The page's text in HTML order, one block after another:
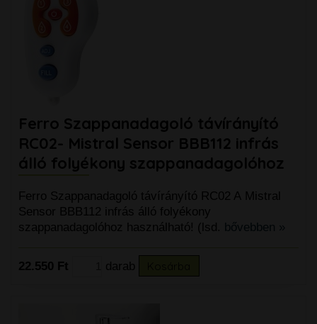
Ferro Szappanadagoló távírányító
RC02- Mistral Sensor BBB112 infrás
álló folyékony szappanadagolóhoz
Ferro Szappanadagoló távírányító RC02 A Mistral
Sensor BBB112 infrás álló folyékony
szappanadagolóhoz használható! (lsd.
bővebben »
22.550 Ft darab